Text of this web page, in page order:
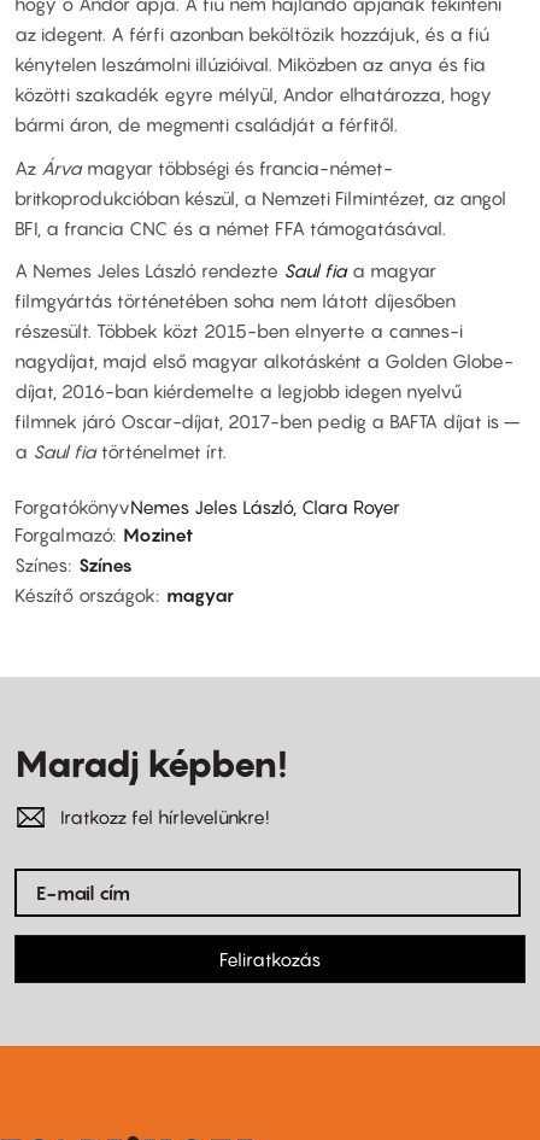
az idegent. A férfi azonban beköltözik hozzájuk, és a fiú
kénytelen leszámolni illúzióival. Miközben az anya és fia
közötti szakadék egyre mélyül, Andor elhatározza, hogy
bármi áron, de megmenti családját a férfitől.
Az Árvamagyar többségi és francia-német-
britkoprodukcióban készül, a Nemzeti Filmintézet, az angol
BFI, a francia CNC és a német FFA támogatásával.
A Nemes Jeles László rendezte Saul fiaa magyar
filmgyártás történetében soha nem látott díjesőben
részesült. Többek közt 2015-ben elnyerte a cannes-i
nagydíjat, majd első magyar alkotásként a Golden Globe-
díjat, 2016-ban kiérdemelte a legjobb idegen nyelvű
filmnek járó Oscar-díjat, 2017-ben pedig a BAFTA díjat is –
a Saul fiatörténelmet írt.
ForgatókönyvNemes Jeles László, Clara Royer
Forgalmazó Mozinet
Színes Színes
Készítő országok
magyar
Maradj képben!
Iratkozz fel hírlevelünkre!
Feliratkozás